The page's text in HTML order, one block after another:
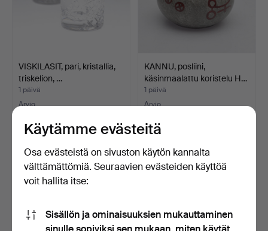
VISKILASIT, pari, kristallia,
triskelion, …
1 päivä
Arvio
KANNU, posliini,
käsinmaalattu koristelu H…
1 päivä
Arvio
Käytämme evästeitä
Osa evästeistä on sivuston käytön kannalta
välttämättömiä. Seuraavien evästeiden käyttöä
voit hallita itse:
Sisällön ja ominaisuuksien mukauttaminen